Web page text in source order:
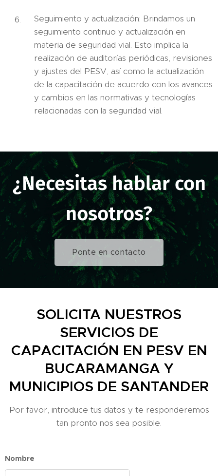
Seguimiento y actualización: Brindamos un
seguimiento continuo y actualización en
materia de seguridad vial. Esto implica la
realización de auditorías periódicas, revisiones
y ajustes del PESV, así como la actualización
de la capacitación de acuerdo con los avances
y cambios en las normativas y tecnologías
relacionadas con la seguridad vial.
¿Necesitas hablar con
nosotros?
Ponte en contacto
SOLICITA NUESTROS
SERVICIOS DE
CAPACITACIÓN EN PESV EN
BUCARAMANGA Y
MUNICIPIOS DE SANTANDER
Por favor, introduce tus datos y te responderemos
tan pronto nos sea posible.
Nombre